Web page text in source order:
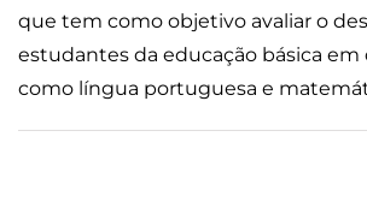
que tem como objetivo avaliar o
estudantes da educação básica em
como língua portuguesa e